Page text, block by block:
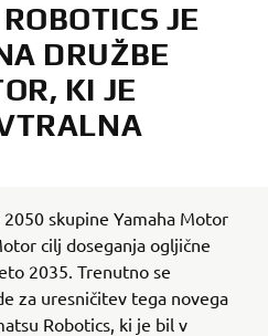
JE
DRUŽBE
KI JE
skupine Yamaha Motor
cilj doseganja ogljične
2035. Trenutno se
za uresničitev tega novega
Robotics, ki je bil v